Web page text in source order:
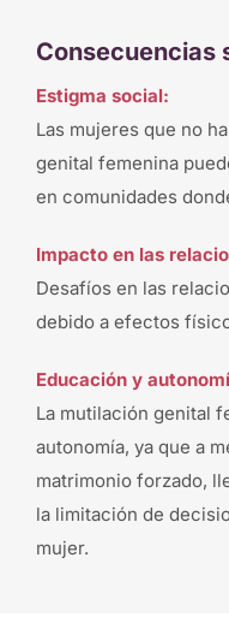
Consecuencias
Estigma social:
Las mujeres que no
genital femenina
en comunidades
Impacto en las
Desafíos en las
debido a efectos
Educación y
La mutilación genital
autonomía, ya que a
matrimonio forzado,
la limitación de
mujer.